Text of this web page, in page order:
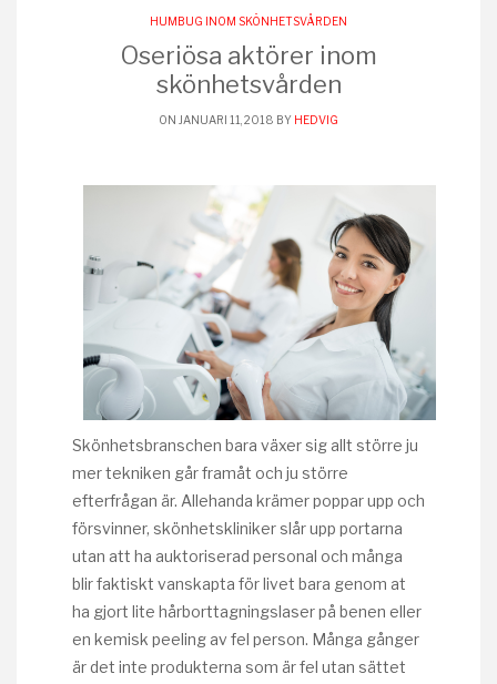
HUMBUG INOM SKÖNHETSVÅRDEN
Oseriösa aktörer inom
skönhetsvården
ON JANUARI 11, 2018 BY HEDVIG
Skönhetsbranschen bara växer sig allt större ju
mer tekniken går framåt och ju större
efterfrågan är. Allehanda krämer poppar upp och
försvinner, skönhetskliniker slår upp portarna
utan att ha auktoriserad personal och många
blir faktiskt vanskapta för livet bara genom at
ha gjort lite hårborttagningslaser på benen eller
en kemisk peeling av fel person. Många gånger
är det inte produkterna som är fel utan sättet